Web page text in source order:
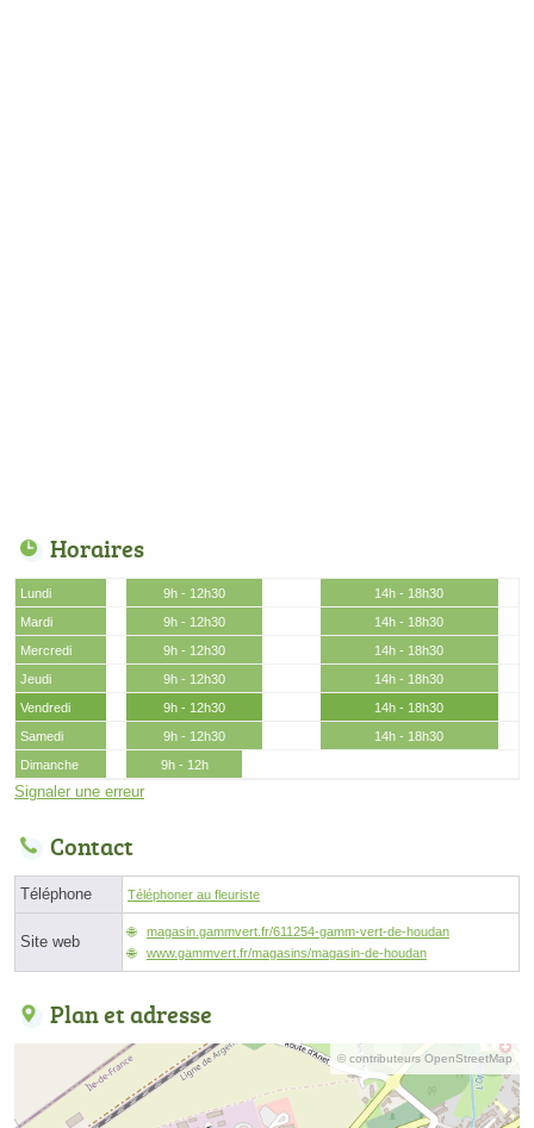
Horaires
Lundi 9h - 12h30
14h - 18h30
Mardi
9h - 12h30
14h - 18h30
Mercredi
9h - 12h30
14h - 18h30
Jeudi
9h - 12h30
14h - 18h30
Vendredi
9h - 12h30
14h - 18h30
Samedi
9h - 12h30
14h - 18h30
Dimanche
9h - 12h
Signaler une erreur
Contact
Téléphone Téléphoner au fleuriste
Site web
magasin.gammvert.fr/611254-gamm-vert-de-houdan
www.gammvert.fr/magasins/magasin-de-houdan
Plan et adresse
© contributeurs OpenStreetMap